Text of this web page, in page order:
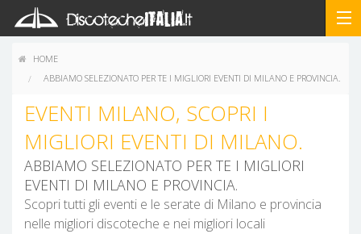
HOME
ABBIAMO SELEZIONATO PER TE I MIGLIORI EVENTI DI MILANO E PROVINCIA.
EVENTI MILANO, SCOPRI I
MIGLIORI EVENTI DI MILANO.
ABBIAMO SELEZIONATO PER TE I MIGLIORI
EVENTI DI MILANO E PROVINCIA.
Scopri tutti gli eventi e le serate di Milano e provincia
nelle migliori discoteche e nei migliori locali